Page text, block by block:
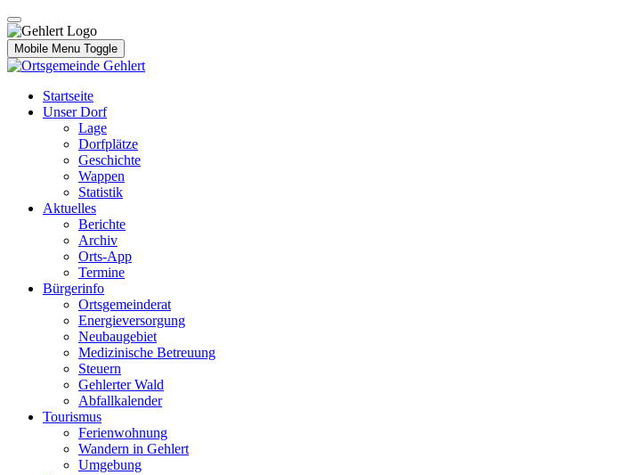
Mobile Menu Toggle
Startseite
Unser Dorf
Lage
Dorfplätze
Geschichte
Wappen
Statistik
Aktuelles
Berichte
Archiv
Orts-App
Termine
Bürgerinfo
Ortsgemeinderat
Energieversorgung
Neubaugebiet
Medizinische Betreuung
Steuern
Gehlerter Wald
Abfallkalender
Tourismus
Ferienwohnung
Wandern in Gehlert
Umgebung